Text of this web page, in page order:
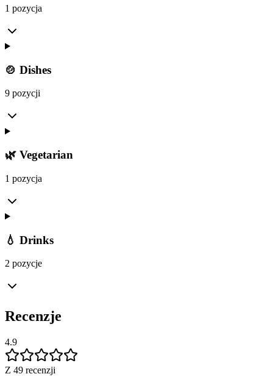
1 pozycja
🍲 Dishes
9 pozycji
🌿 Vegetarian
1 pozycja
💧 Drinks
2 pozycje
Recenzje
4.9
Z 49 recenzji